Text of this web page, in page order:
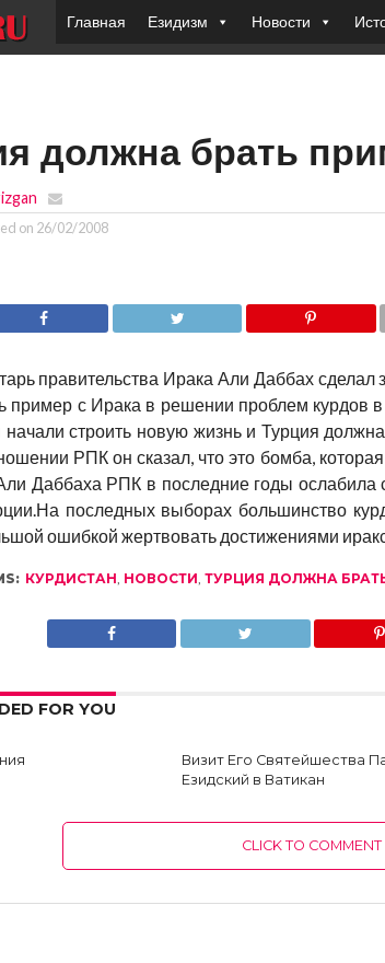
Главная Езидизм Новости
должна брать
on 26/02/2008
правительства Ирака Али Даббах сделал
пример с Ирака в решении проблем курдов
строить новую жизнь и Турция
РПК он сказал, что это бомба,
Даббаха РПК в последние годы ослабила
последных выборах большинство
ошибкой жертвовать достижениями
КУРДИСТАН, НОВОСТИ, ТУРЦИЯ ДОЛЖНА
FOR YOU
Визит Его Святейшества
Езидский в Ватикан
CLICK TO COMMENT